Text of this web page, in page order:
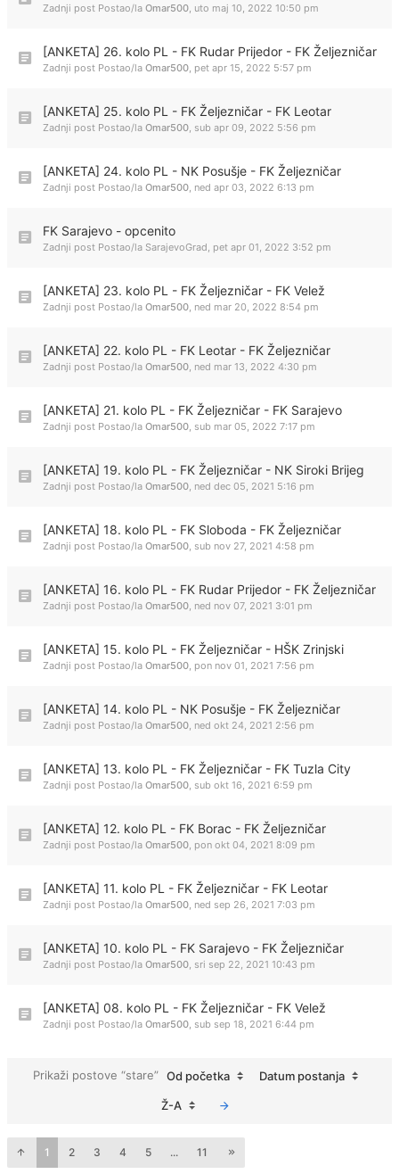
Zadnji post Postao/la Omar500, uto maj 10, 2022 10:50 pm
[ANKETA] 26. kolo PL - FK Rudar Prijedor - FK Željezničar
Zadnji post Postao/la Omar500, pet apr 15, 2022 5:57 pm
[ANKETA] 25. kolo PL - FK Željezničar - FK Leotar
Zadnji post Postao/la Omar500, sub apr 09, 2022 5:56 pm
[ANKETA] 24. kolo PL - NK Posušje - FK Željezničar
Zadnji post Postao/la Omar500, ned apr 03, 2022 6:13 pm
FK Sarajevo - opcenito
Zadnji post Postao/la SarajevoGrad, pet apr 01, 2022 3:52 pm
[ANKETA] 23. kolo PL - FK Željezničar - FK Velež
Zadnji post Postao/la Omar500, ned mar 20, 2022 8:54 pm
[ANKETA] 22. kolo PL - FK Leotar - FK Željezničar
Zadnji post Postao/la Omar500, ned mar 13, 2022 4:30 pm
[ANKETA] 21. kolo PL - FK Željezničar - FK Sarajevo
Zadnji post Postao/la Omar500, sub mar 05, 2022 7:17 pm
[ANKETA] 19. kolo PL - FK Željezničar - NK Siroki Brijeg
Zadnji post Postao/la Omar500, ned dec 05, 2021 5:16 pm
[ANKETA] 18. kolo PL - FK Sloboda - FK Željezničar
Zadnji post Postao/la Omar500, sub nov 27, 2021 4:58 pm
[ANKETA] 16. kolo PL - FK Rudar Prijedor - FK Željezničar
Zadnji post Postao/la Omar500, ned nov 07, 2021 3:01 pm
[ANKETA] 15. kolo PL - FK Željezničar - HŠK Zrinjski
Zadnji post Postao/la Omar500, pon nov 01, 2021 7:56 pm
[ANKETA] 14. kolo PL - NK Posušje - FK Željezničar
Zadnji post Postao/la Omar500, ned okt 24, 2021 2:56 pm
[ANKETA] 13. kolo PL - FK Željezničar - FK Tuzla City
Zadnji post Postao/la Omar500, sub okt 16, 2021 6:59 pm
[ANKETA] 12. kolo PL - FK Borac - FK Željezničar
Zadnji post Postao/la Omar500, pon okt 04, 2021 8:09 pm
[ANKETA] 11. kolo PL - FK Željezničar - FK Leotar
Zadnji post Postao/la Omar500, ned sep 26, 2021 7:03 pm
[ANKETA] 10. kolo PL - FK Sarajevo - FK Željezničar
Zadnji post Postao/la Omar500, sri sep 22, 2021 10:43 pm
[ANKETA] 08. kolo PL - FK Željezničar - FK Velež
Zadnji post Postao/la Omar500, sub sep 18, 2021 6:44 pm
Prikaži postove “stare” Od početka Datum postanja
Ž-A
1 2 3 4 5 ... 11